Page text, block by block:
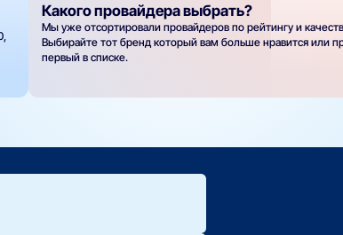
Какого провайдера выбрать?
Мы уже отсортировали провайдеров по рейтингу и
Выбирайте тот бренд который вам больше нравится или
первый в списке.